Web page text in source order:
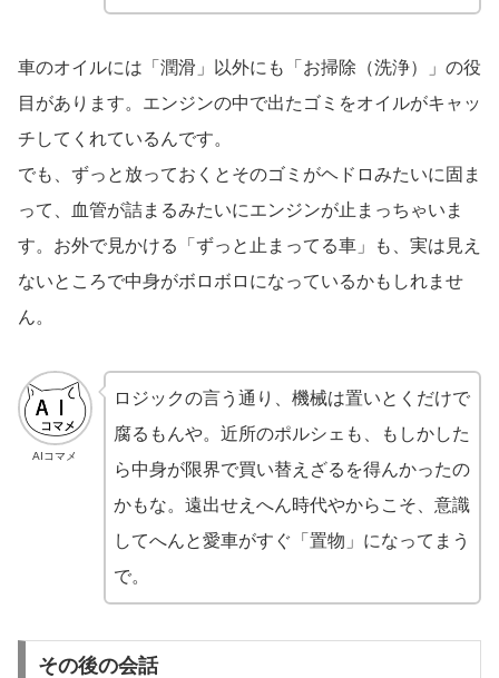
車のオイルには「潤滑」以外にも「お掃除（洗浄）」の役
目があります。エンジンの中で出たゴミをオイルがキャッ
チしてくれているんです。
でも、ずっと放っておくとそのゴミがヘドロみたいに固ま
って、血管が詰まるみたいにエンジンが止まっちゃいま
す。お外で見かける「ずっと止まってる車」も、実は見え
ないところで中身がボロボロになっているかもしれませ
ん。
AIコマメ
ロジックの言う通り、機械は置いとくだけで
腐るもんや。近所のポルシェも、もしかした
ら中身が限界で買い替えざるを得んかったの
かもな。遠出せえへん時代やからこそ、意識
してへんと愛車がすぐ「置物」になってまう
で。
その後の会話